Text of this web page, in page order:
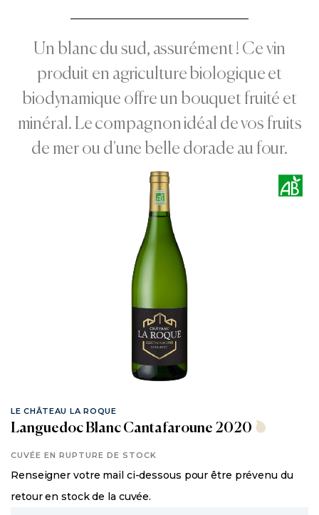
Un blanc du sud, assurément ! Ce vin
produit en agriculture biologique et
biodynamique offre un bouquet fruité et
minéral. Le compagnon idéal de vos fruits
de mer ou d'une belle dorade au four.
LE CHÂTEAU LA ROQUE
Languedoc Blanc Cantafaroune 2020
CUVÉE EN RUPTURE DE STOCK
Renseigner votre mail ci-dessous pour être prévenu du
retour en stock de la cuvée.